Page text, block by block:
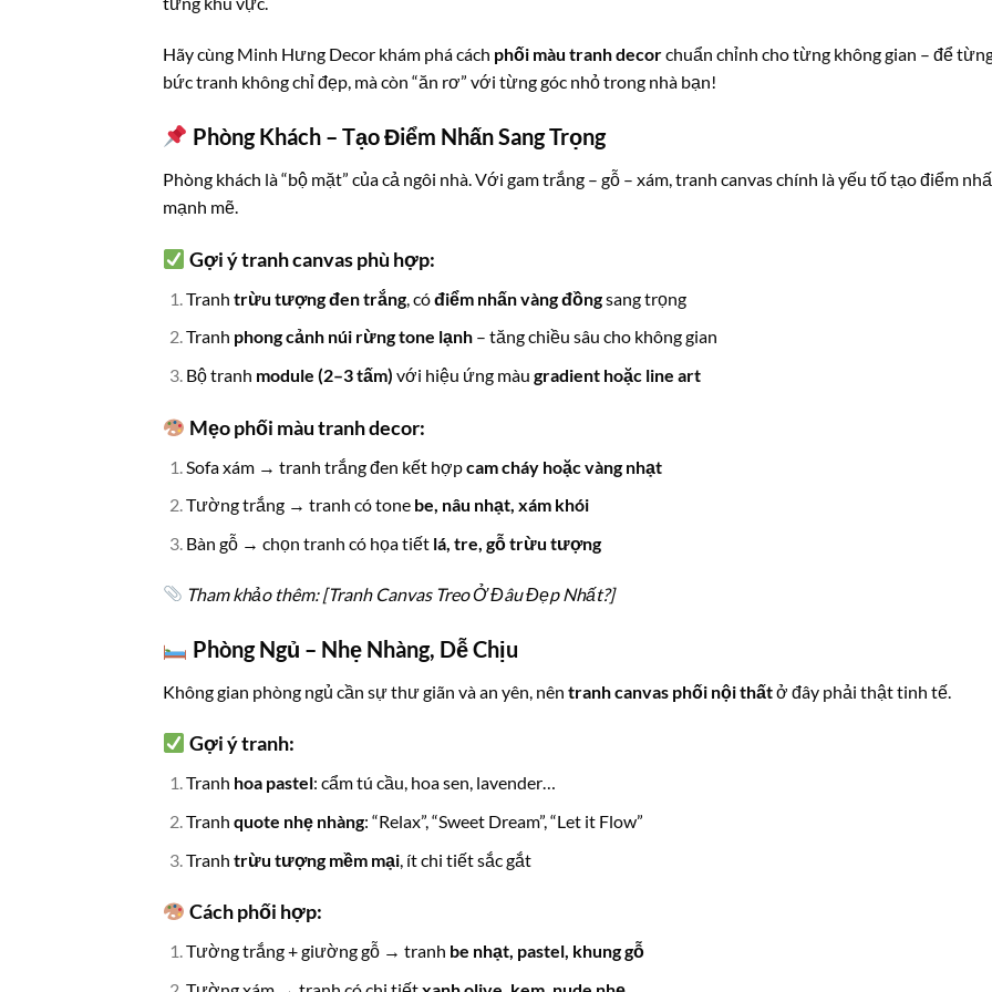
Hãy cùng Minh Hưng Decor khám phá cách phối màu tranh decorchuẩn chỉnh cho từng không gian – để
bức tranh không chỉ đẹp, mà còn “ăn rơ” với từng góc nhỏ trong nhà bạn!
Phòng Khách – Tạo Điểm Nhấn Sang Trọng
Phòng khách là “bộ mặt” của cả ngôi nhà. Với gam trắng – gỗ – xám, tranh canvas chính là yếu tố tạo điểm
mạnh mẽ.
Gợi ý tranh canvas phù hợp:
Tranh trừu tượng đen trắng, cóđiểm nhấn vàng đồngsang trọng
Tranh phong cảnh núi rừng tone lạnh– tăng chiều sâu cho không gian
Bộ tranh module (2–3 tấm) với hiệu ứng màu gradient hoặc line art
Mẹo phối màu tranh decor:
Sofa xám → tranh trắng đen kết hợpcam cháy hoặc vàng nhạt
Tường trắng → tranh có tone be, nâu nhạt, xám khói
Bàn gỗ → chọn tranh có họa tiết lá, tre, gỗ trừu tượng
Tham khảo thêm: [Tranh Canvas Treo Ở Đâu Đẹp Nhất?]
Phòng Ngủ – Nhẹ Nhàng, Dễ Chịu
Không gian phòng ngủ cần sự thư giãn và an yên, nên tranh canvas phối nội thấtở đây phải thật tinh tế.
Gợi ý tranh:
Tranh hoa pastel: cẩm tú cầu, hoa sen, lavender…
Tranh quote nhẹ nhàng: “Relax”, “Sweet Dream”, “Let it Flow”
Tranh trừu tượng mềm mại, ít chi tiết sắc gắt
Cách phối hợp:
Tường trắng + giường gỗ → tranh be nhạt, pastel, khung gỗ